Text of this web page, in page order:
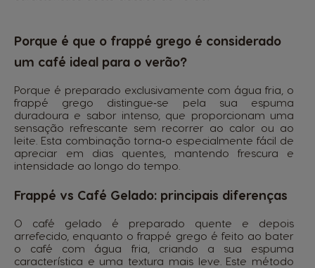
Porque é que o frappé grego é considerado
um café ideal para o verão?
Porque é preparado exclusivamente com água fria, o
frappé grego distingue‑se pela sua espuma
duradoura e sabor intenso, que proporcionam uma
sensação refrescante sem recorrer ao calor ou ao
leite. Esta combinação torna‑o especialmente fácil de
apreciar em dias quentes, mantendo frescura e
intensidade ao longo do tempo.
Frappé vs Café Gelado: principais diferenças
O café gelado é preparado quente e depois
arrefecido, enquanto o frappé grego é feito ao bater
o café com água fria, criando a sua espuma
característica e uma textura mais leve. Este método